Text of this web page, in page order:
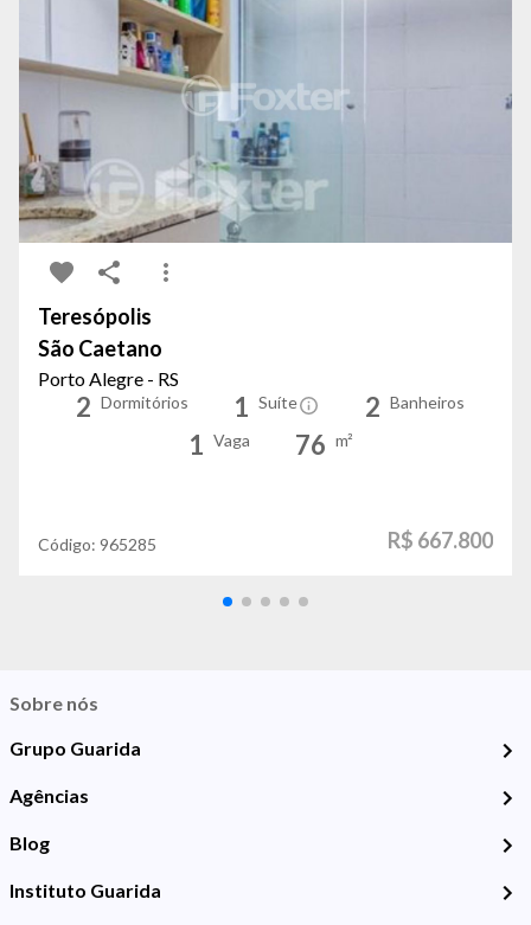
Teresópolis
São Caetano
Porto Alegre - RS
2 Dormitórios 1 Suíte 2 Banheiros
1 Vaga 76 m²
Código: 965285 R$ 667.800
Sobre nós
Grupo Guarida
Agências
Blog
Instituto Guarida